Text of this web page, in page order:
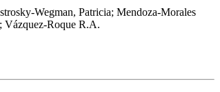
Wegman, Patricia; Mendoza-Morales
Vázquez-Roque R.A.